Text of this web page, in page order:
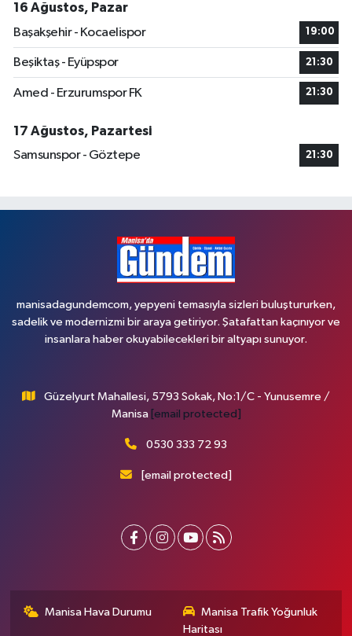
16 Ağustos, Pazar
Başakşehir - Kocaelispor
19:00
Beşiktaş - Eyüpspor 21:30
Amed - Erzurumspor FK 21:30
17 Ağustos, Pazartesi
Samsunspor - Göztepe
21:30
manisadagundemcom, yepyeni temasıyla sizleri buluştururken,
sadelik ve modernizmi bir araya getiriyor. Şatafattan kaçınıyor ve
insanlara haber okuyabilecekleri bir altyapı sunuyor.
Güzelyurt Mahallesi, 5793 Sokak, No:1/C - Yunusemre /
Manisa [email protected]
0530 333 72 93
[email protected]
Manisa Hava Durumu
Manisa Trafik Yoğunluk
Haritası